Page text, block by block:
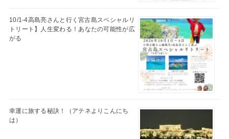
10/1-4高島亮さんと行く宮古島スペシャルリ
トリート】人生変わる！あなたの可能性が広
がる
幸運に旅する秘訣！（アテネよりこんにち
は）